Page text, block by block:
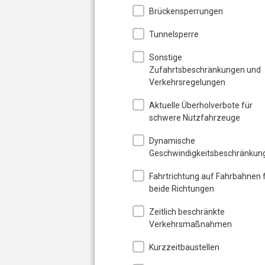
Brückensperrungen
Tunnelsperre
Sonstige
Zufahrtsbeschränkungen und
Verkehrsregelungen
Aktuelle Überholverbote für
schwere Nutzfahrzeuge
Dynamische
Fahrtrichtung auf Fahrbahnen
beide Richtungen
Zeitlich beschränkte
Verkehrsmaßnahmen
Kurzzeitbaustellen